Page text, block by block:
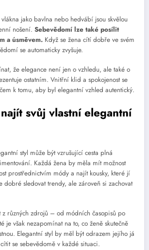
jako bavlna nebo hedvábí jsou skvělou
nošení. Sebevědomí lze také posílit
a úsměvem. Když se žena cítí dobře ve svém
se automaticky zvyšuje.
že elegance není jen o vzhledu, ale také o
ostatním. Vnitřní klid a spokojenost se
k tomu, aby byl elegantní vzhled autentický.
svůj vlastní elegantní
styl může být vzrušující cesta plná
Každá žena by měla mít možnost
prostřednictvím módy a najít kousky, které jí
dobré sledovat trendy, ale zároveň si zachovat
z různých zdrojů – od módních časopisů po
je však nezapomínat na to, co ženě skutečně
Elegantní styl by měl být odrazem jejího já
se sebevědomě v každé situaci.